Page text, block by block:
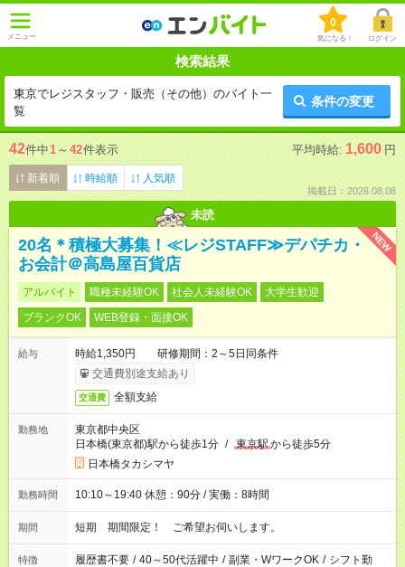
メニュー
0
気になる！ ログイン
検索結果
東京でレジスタッフ・販売（その他）のバイト一
覧
条件の変更
42件中1 ～ 42件表示 平均時給: 1,600 円
新着順 時給順 人気順
掲載日：2026.08.08
未読
NEW
20名＊積極大募集！≪レジSTAFF≫デパチカ・
お会計＠高島屋百貨店
アルバイト 職種未経験OK 社会人未経験OK
大学生歓迎
ブランクOK
WEB登録・面接OK
給与
時給1,350円 研修期間：2～5日同条件
交通費別途支給あり
交通費 全額支給
勤務地
東京都中央区
日本橋(東京都)駅から徒歩1分 / 東京駅から徒歩5分
日本橋タカシマヤ
勤務時間 10:10～19:40 休憩：90分 / 実働：8時間
期間 短期 期間限定！ ご希望お伺いします。
特徴 履歴書不要 / 40～50代活躍中 / 副業・WワークOK / シフト勤